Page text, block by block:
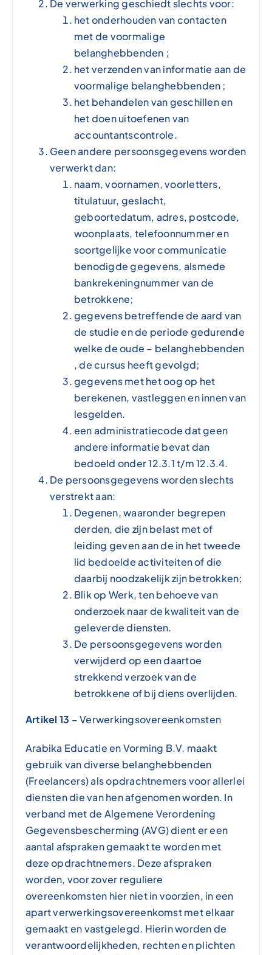
De verwerking geschiedt slechts voor:
het onderhouden van contacten
met de voormalige
belanghebbenden ;
het verzenden van informatie aan de
voormalige belanghebbenden ;
het behandelen van geschillen en
het doen uitoefenen van
accountantscontrole.
Geen andere persoonsgegevens worden
verwerkt dan:
naam, voornamen, voorletters,
titulatuur, geslacht,
geboortedatum, adres, postcode,
woonplaats, telefoonnummer en
soortgelijke voor communicatie
benodigde gegevens, alsmede
bankrekeningnummer van de
betrokkene;
gegevens betreffende de aard van
de studie en de periode gedurende
welke de oude – belanghebbenden
, de cursus heeft gevolgd;
gegevens met het oog op het
berekenen, vastleggen en innen van
lesgelden.
een administratiecode dat geen
andere informatie bevat dan
bedoeld onder 12.3.1 t/m 12.3.4.
De persoonsgegevens worden slechts
verstrekt aan:
Degenen, waaronder begrepen
derden, die zijn belast met of
leiding geven aan de in het tweede
lid bedoelde activiteiten of die
daarbij noodzakelijk zijn betrokken;
Blik op Werk, ten behoeve van
onderzoek naar de kwaliteit van de
geleverde diensten.
De persoonsgegevens worden
verwijderd op een daartoe
strekkend verzoek van de
betrokkene of bij diens overlijden.
Artikel 13 – Verwerkingsovereenkomsten
Arabika Educatie en Vorming B.V. maakt
gebruik van diverse belanghebbenden
(Freelancers) als opdrachtnemers voor allerlei
diensten die van hen afgenomen worden. In
verband met de Algemene Verordening
Gegevensbescherming (AVG) dient er een
aantal afspraken gemaakt te worden met
deze opdrachtnemers. Deze afspraken
worden, voor zover reguliere
overeenkomsten hier niet in voorzien, in een
apart verwerkingsovereenkomst met elkaar
gemaakt en vastgelegd. Hierin worden de
verantwoordelijkheden, rechten en plichten